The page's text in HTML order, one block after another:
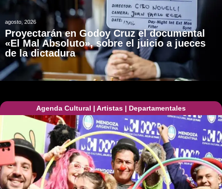
agosto, 2026
Proyectarán en Godoy Cruz el documental
«El Mal Absoluto», sobre el juicio a jueces
de la dictadura
Agenda Cultural | Artistas | Departamentales